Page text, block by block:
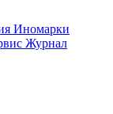
Иномарки
Журнал